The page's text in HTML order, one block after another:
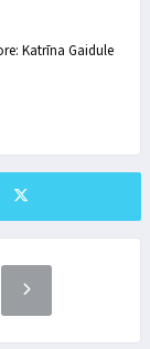
Katrīna Gaidule